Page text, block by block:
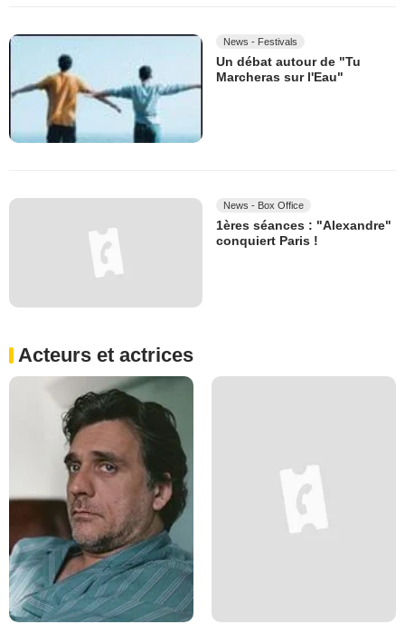
News - Festivals
Un débat autour de "Tu
Marcheras sur l'Eau"
News - Box Office
1ères séances : "Alexandre"
conquiert Paris !
Acteurs et actrices